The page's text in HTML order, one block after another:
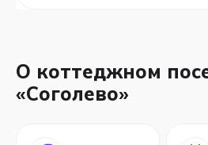
О коттеджном
«Соголево»